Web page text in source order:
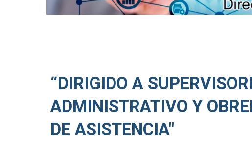
“DIRIGIDO A
ADMINISTRATIVO Y
DE ASISTENCIA"